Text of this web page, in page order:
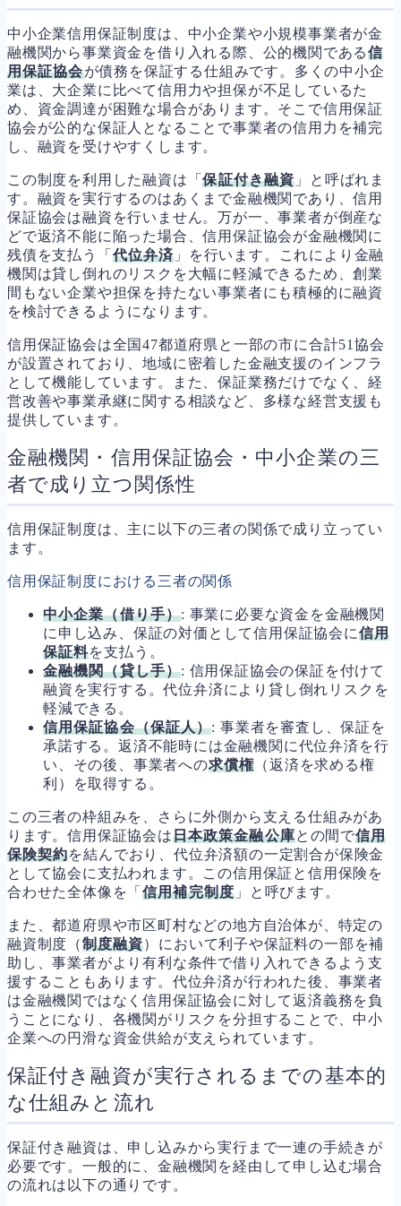
中小企業信用保証制度は、中小企業や小規模事業者が金
融機関から事業資金を借り入れる際、公的機関である信
用保証協会が債務を保証する仕組みです。多くの中小企
業は、大企業に比べて信用力や担保が不足しているた
め、資金調達が困難な場合があります。そこで信用保証
協会が公的な保証人となることで事業者の信用力を補完
し、融資を受けやすくします。
この制度を利用した融資は「保証付き融資 」と呼ばれま
す。融資を実行するのはあくまで金融機関であり、信用
保証協会は融資を行いません。万が一、事業者が倒産な
どで返済不能に陥った場合、信用保証協会が金融機関に
残債を支払う「 代位弁済 」を行います。これにより金融
機関は貸し倒れのリスクを大幅に軽減できるため、創業
間もない企業や担保を持たない事業者にも積極的に融資
を検討できるようになります。
信用保証協会は全国47都道府県と一部の市に合計51協会
が設置されており、地域に密着した金融支援のインフラ
として機能しています。また、保証業務だけでなく、経
営改善や事業承継に関する相談など、多様な経営支援も
提供しています。
金融機関・信用保証協会・中小企業の三
者で成り立つ関係性
信用保証制度は、主に以下の三者の関係で成り立ってい
ます。
信用保証制度における三者の関係
中小企業（借り手）: 事業に必要な資金を金融機関
に申し込み、保証の対価として信用保証協会に信用
保証料を支払う。
金融機関（貸し手）: 信用保証協会の保証を付けて
融資を実行する。代位弁済により貸し倒れリスクを
軽減できる。
信用保証協会（保証人）: 事業者を審査し、保証を
承諾する。返済不能時には金融機関に代位弁済を行
い、その後、事業者への求償権 （返済を求める権
利）を取得する。
この三者の枠組みを、さらに外側から支える仕組みがあ
ります。信用保証協会は日本政策金融公庫との間で信用
保険契約を結んでおり、代位弁済額の一定割合が保険金
として協会に支払われます。この信用保証と信用保険を
合わせた全体像を「信用補完制度」と呼びます。
また、都道府県や市区町村などの地方自治体が、特定の
融資制度（制度融資）において利子や保証料の一部を補
助し、事業者がより有利な条件で借り入れできるよう支
援することもあります。代位弁済が行われた後、事業者
は金融機関ではなく信用保証協会に対して返済義務を負
うことになり、各機関がリスクを分担することで、中小
企業への円滑な資金供給が支えられています。
保証付き融資が実行されるまでの基本的
な仕組みと流れ
保証付き融資は、申し込みから実行まで一連の手続きが
必要です。一般的に、金融機関を経由して申し込む場合
の流れは以下の通りです。